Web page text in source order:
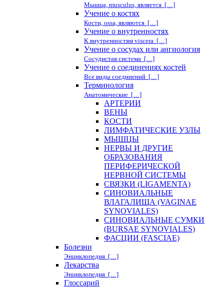
Мышца, musculus, является […]
Учение о костях
Кости, ossa, являются […]
Учение о внутренностях
К внутренностям viscera […]
Учение о сосудах или ангиология
Сосудистая система […]
Учение о соединениях костей
Все виды соединений […]
Терминология
Анатомические […]
АРТЕРИИ
ВЕНЫ
КОСТИ
ЛИМФАТИЧЕСКИЕ УЗЛЫ
МЫШЦЫ
НЕРВЫ И ДРУГИЕ
ОБРАЗОВАНИЯ
ПЕРИФЕРИЧЕСКОЙ
НЕРВНОЙ СИСТЕМЫ
СВЯЗКИ (LIGAMENTA)
СИНОВИАЛЬНЫЕ
ВЛАГАЛИЩА (VAGINAE
SYNOVIALES)
СИНОВИАЛЬНЫЕ СУМКИ
(BURSAE SYNOVIALES)
ФАСЦИИ (FASCIAE)
Болезни
Энциклопедия […]
Лекарства
Энциклопедия […]
Глоссарий